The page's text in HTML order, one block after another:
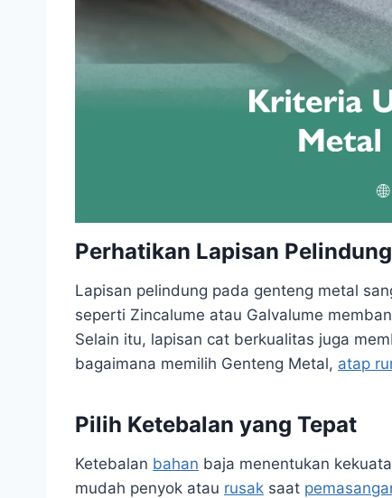
Perhatikan Lapisan
Lapisan pelindung pada genteng metal
seperti Zincalume atau Galvalume
Selain itu, lapisan cat berkualitas juga
bagaimana memilih Genteng Metal, atap
Pilih Ketebalan yang Tepat
Ketebalan bahan baja menentukan
mudah penyok atau rusak saat